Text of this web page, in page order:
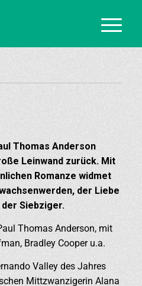
Thomas Anderson
Leinwand zurück. Mit
Romanze widmet
der Liebe
Siebziger.
Thomas Anderson, mit
Bradley Cooper u.a.
Valley des Jahres
Mittzwanzigerin Alana